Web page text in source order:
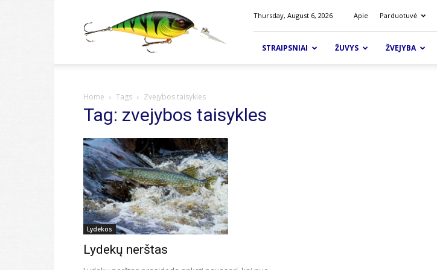
Thursday, August 6, 2026 Apie Parduotuvė
STRAIPSNIAI ŽUVYS ŽVEJYBA
Home Tags Zvejybos taisykles
Tag: zvejybos taisykles
Lydekos
Lydekų nerštas